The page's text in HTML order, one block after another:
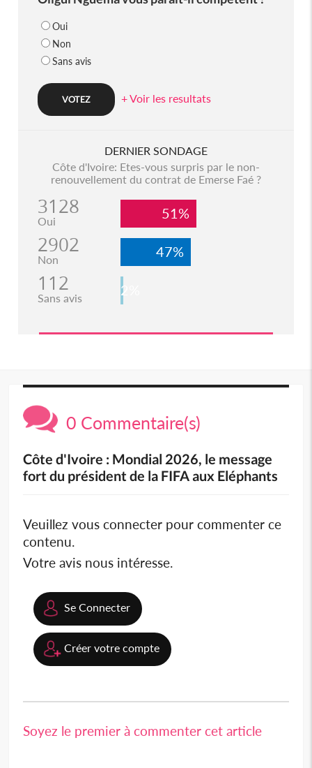
Oui
Non
Sans avis
+ Voir les resultats
DERNIER SONDAGE
Côte d'Ivoire: Etes-vous surpris par le non-
renouvellement du contrat de Emerse Faé ?
3128
Oui 51%
2902
Non 47%
112
Sans avis 2%
0 Commentaire(s)
Côte d'Ivoire : Mondial 2026, le message
fort du président de la FIFA aux Eléphants
Veuillez vous connecter pour commenter ce
contenu.
Votre avis nous intéresse.
Se Connecter
Créer votre compte
Soyez le premier à commenter cet article